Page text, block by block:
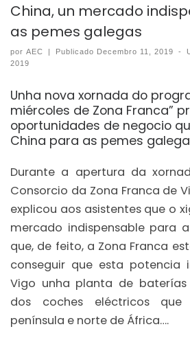
China, un mercado
as pemes galegas
por AEC | Publicado Decembro 11, 2019 -
2019
Unha nova xornada do
miércoles de Zona Franca”
oportunidades de negocio
China para as pemes
Durante a apertura da
Consorcio da Zona Franca de
explicou aos asistentes que o
mercado indispensable para
que, de feito, a Zona Franca
conseguir que esta potencia
Vigo unha planta de
dos coches eléctricos
península e norte de África….